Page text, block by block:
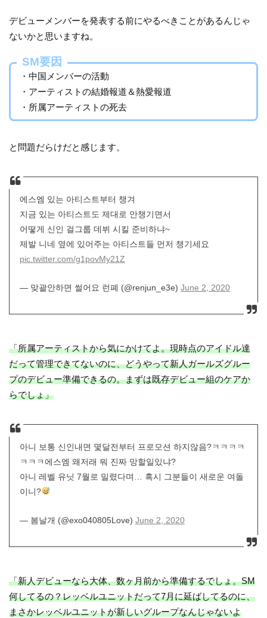
デビューメンバーを発表する前にやるべきことがあるんじゃ
ないかと思いますね。
SM要因
・中国メンバーの活動
・アーティストの結婚報道＆熱愛報道
・所属アーティストの死去
と問題だらけだと感じます。
에스엠 있는 아티스트부터 챙겨
지금 있는 아티스트도 제대로 안챙기면서
어떻게 신인 걸그룹 데뷔 시킬 준비하냐~
제발 니네 옆에 있어주는 아티스트들 먼저 챙기세요
pic.twitter.com/g1povMy21Z
— 맞괄안하면 썰어요 런폐 (@renjun_e3e) June 2, 2020
「所属アーティストから気にかけてよ。現時点のアイドル達
だって管理できてないのに、どうやって新人ガールズグルー
プのデビュー準備できるの。まずは既存デビュー組のケアか
らでしょ」
아니 보통 신인내면 몇달전부터 프로모션 하지않음?ㅋㅋㅋㅋ
ㅋㅋㅋ에스엠 왜저래 뭐 진짜 망할일있냐?
아니 레벨 유닛 7월로 밀렸다며… 혹시 그분들이 새로운 여돌
이니?
— 봄날개 (@exo040805Love) June 2, 2020
「新人デビューなら大体、数ヶ月前から準備するでしょ。SM
何してるの？レッベルユニットだって7月に延ばしてるのに、
まさかレッベルユニットが新しいグループなんじゃないよ